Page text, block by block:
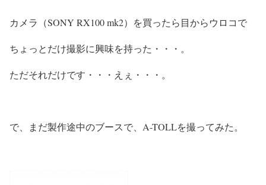
カメラ（SONY RX100 mk2）を買ったら目からウロコで
ちょっとだけ撮影に興味を持った・・・。
ただそれだけです・・・えぇ・・・。
で、まだ製作途中のブースで、A-TOLLを撮ってみた。